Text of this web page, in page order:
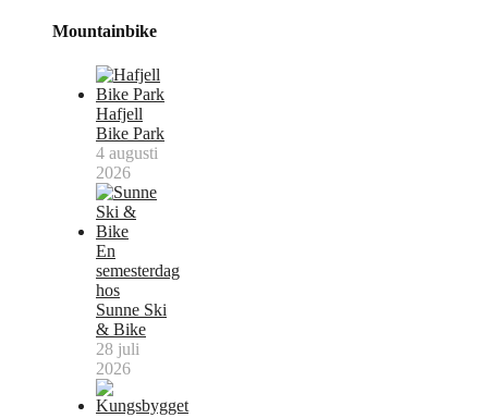
Mountainbike
Hafjell
Bike Park
4 augusti
2026
En
semesterdag
hos
Sunne Ski
& Bike
28 juli
2026